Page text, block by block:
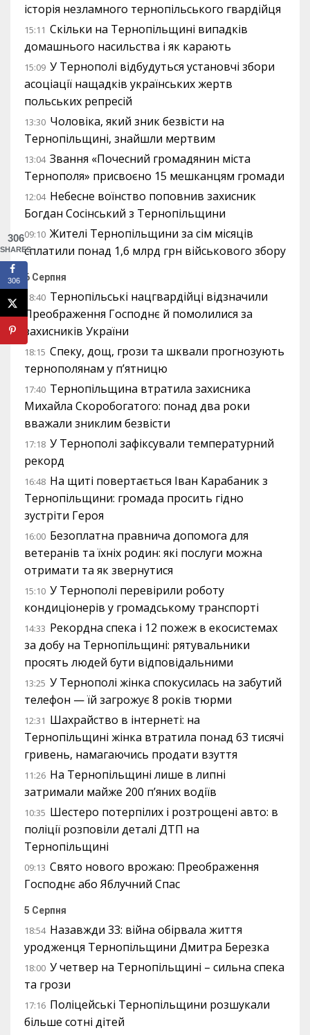
історія незламного тернопільського гвардійця
15:11 Скільки на Тернопільщині випадків
домашнього насильства і як карають
15:09 У Тернополі відбудуться установчі збори
асоціації нащадків українських жертв
польських репресій
13:30 Чоловіка, який зник безвісти на
Тернопільщині, знайшли мертвим
13:04 Звання «Почесний громадянин міста
Тернополя» присвоєно 15 мешканцям громади
12:04 Небесне воїнство поповнив захисник
Богдан Сосінський з Тернопільщини
09:10 Жителі Тернопільщини за сім місяців
сплатили понад 1,6 млрд грн військового збору
6 Серпня
18:40 Тернопільські нацгвардійці відзначили
Преображення Господнє й помолилися за
захисників України
18:15 Спеку, дощ, грози та шквали прогнозують
тернополянам у п’ятницю
17:40 Тернопільщина втратила захисника
Михайла Скоробогатого: понад два роки
вважали зниклим безвісти
17:18 У Тернополі зафіксували температурний
рекорд
16:48 На щиті повертається Іван Карабаник з
Тернопільщини: громада просить гідно
зустріти Героя
16:00 Безоплатна правнича допомога для
ветеранів та їхніх родин: які послуги можна
отримати та як звернутися
15:10 У Тернополі перевірили роботу
кондиціонерів у громадському транспорті
14:33 Рекордна спека і 12 пожеж в екосистемах
за добу на Тернопільщині: рятувальники
просять людей бути відповідальними
13:25 У Тернополі жінка спокусилась на забутий
телефон — їй загрожує 8 років тюрми
12:31 Шахрайство в інтернеті: на
Тернопільщині жінка втратила понад 63 тисячі
гривень, намагаючись продати взуття
11:26 На Тернопільщині лише в липні
затримали майже 200 п’яних водіїв
10:35 Шестеро потерпілих і розтрощені авто: в
поліції розповіли деталі ДТП на
Тернопільщині
09:13 Свято нового врожаю: Преображення
Господнє або Яблучний Спас
5 Серпня
18:54 Назавжди 33: війна обірвала життя
уродженця Тернопільщини Дмитра Березка
18:00 У четвер на Тернопільщині – сильна спека
та грози
17:16 Поліцейські Тернопільщини розшукали
більше сотні дітей
306
SHARES
306